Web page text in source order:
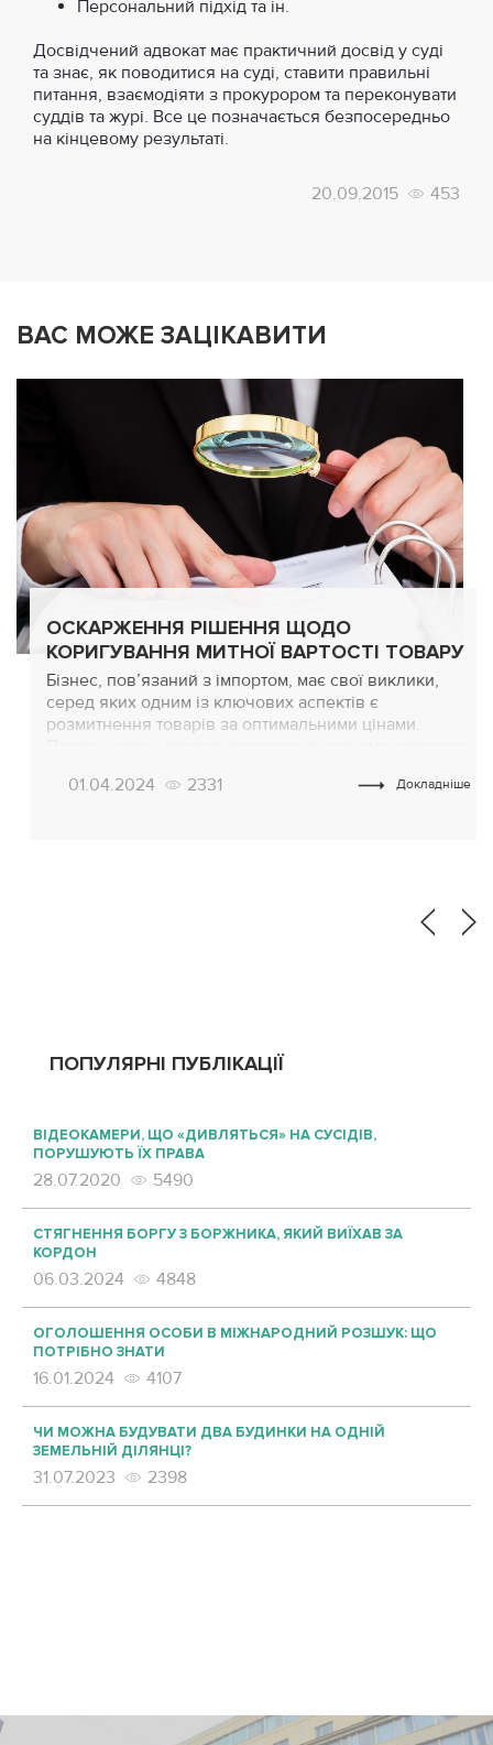
Персональний підхід та ін.
Досвідчений адвокат має практичний досвід у суді
та знає, як поводитися на суді, ставити правильні
питання, взаємодіяти з прокурором та переконувати
суддів та журі. Все це позначається безпосередньо
на кінцевому результаті.
20.09.2015 453
ВАС МОЖЕ ЗАЦІКАВИТИ
ОСКАРЖЕННЯ РІШЕННЯ ЩОДО
КОРИГУВАННЯ МИТНОЇ ВАРТОСТІ ТОВАРУ
Бізнес, пов’язаний з імпортом, має свої виклики,
серед яких одним із ключових аспектів є
розмитнення товарів за оптимальними цінами.
митної вартості товарів чи транспортних засобів
01.04.2024 2331 Докладніше
ПОПУЛЯРНІ ПУБЛІКАЦІЇ
ВІДЕОКАМЕРИ, ЩО «ДИВЛЯТЬСЯ» НА СУСІДІВ,
ПОРУШУЮТЬ ЇХ ПРАВА
28.07.2020 5490
СТЯГНЕННЯ БОРГУ З БОРЖНИКА, ЯКИЙ ВИЇХАВ ЗА
КОРДОН
06.03.2024 4848
ОГОЛОШЕННЯ ОСОБИ В МІЖНАРОДНИЙ РОЗШУК: ЩО
ПОТРІБНО ЗНАТИ
16.01.2024 4107
ЧИ МОЖНА БУДУВАТИ ДВА БУДИНКИ НА ОДНІЙ
ЗЕМЕЛЬНІЙ ДІЛЯНЦІ?
31.07.2023 2398